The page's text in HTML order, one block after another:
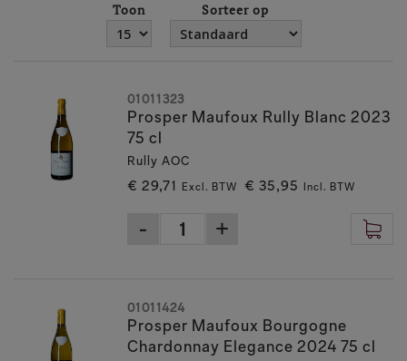
Toon
Sorteer op
Prosper Maufoux Rully Blanc 2023
75 cl
Rully AOC
€ 29,71 Excl. BTW € 35,95 Incl. BTW
01011323
Prosper Maufoux Bourgogne
Chardonnay Elegance 2024 75 cl
01011424